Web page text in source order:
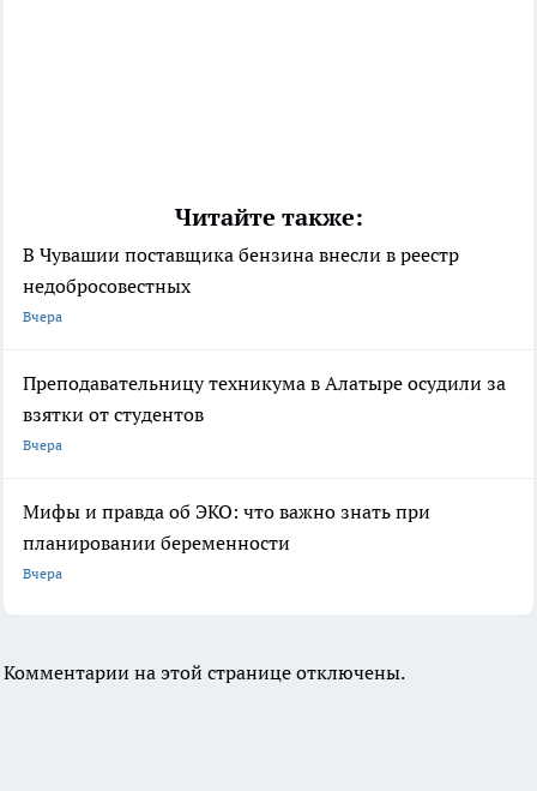
Читайте также:
В Чувашии поставщика бензина внесли в реестр
недобросовестных
Вчера
Преподавательницу техникума в Алатыре осудили за
взятки от студентов
Вчера
Мифы и правда об ЭКО: что важно знать при
планировании беременности
Вчера
Комментарии на этой странице отключены.